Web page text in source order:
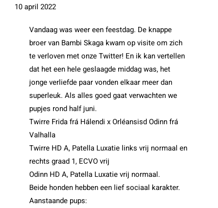
10 april 2022
Vandaag was weer een feestdag. De knappe
broer van Bambi Skaga kwam op visite om zich
te verloven met onze Twitter! En ik kan vertellen
dat het een hele geslaagde middag was, het
jonge verliefde paar vonden elkaar meer dan
superleuk. Als alles goed gaat verwachten we
pupjes rond half juni.
Twirre Frida frá Hálendi x Orléansisd Odinn frá
Valhalla
Twirre HD A, Patella Luxatie links vrij normaal en
rechts graad 1, ECVO vrij
Odinn HD A, Patella Luxatie vrij normaal.
Beide honden hebben een lief sociaal karakter.
Aanstaande pups: